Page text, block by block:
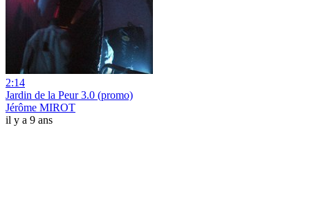
2:14
Jardin de la Peur 3.0 (promo)
Jérôme MIROT
il y a 9 ans